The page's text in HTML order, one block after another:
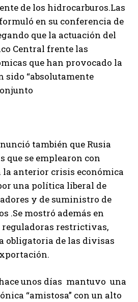
de los hidrocarburos.Las
en su conferencia de
que la actuación del
Central frente las
que han provocado la
sido “absolutamente
también que Rusia
que se emplearon con
la anterior crisis económica
una política liberal de
y de suministro de
.Se mostró además en
reguladoras restrictivas,
obligatoria de las divisas
unos días mantuvo una
“amistosa” con un alto